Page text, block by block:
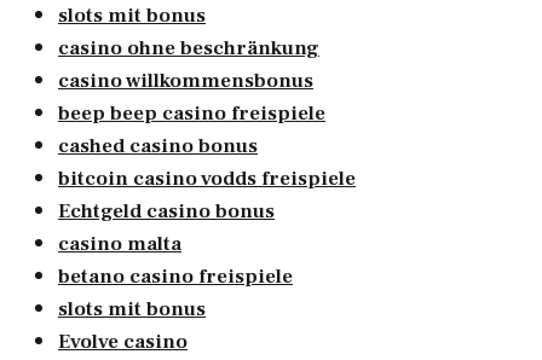
slots mit bonus
casino ohne beschränkung
casino willkommensbonus
beep beep casino freispiele
cashed casino bonus
bitcoin casino vodds freispiele
Echtgeld casino bonus
casino malta
betano casino freispiele
slots mit bonus
Evolve casino